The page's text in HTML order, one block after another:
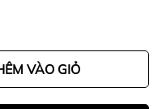
VÀO GIỎ